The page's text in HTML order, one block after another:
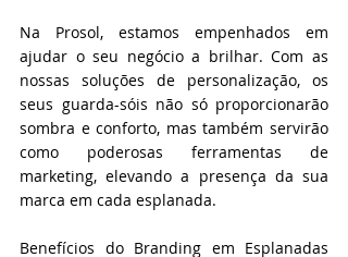
Na Prosol, estamos empenhados em
ajudar o seu negócio a brilhar. Com as
nossas soluções de personalização, os
seus guarda-sóis não só proporcionarão
sombra e conforto, mas também servirão
como poderosas ferramentas de
marketing, elevando a presença da sua
marca em cada esplanada.
Benefícios do Branding em Esplanadas